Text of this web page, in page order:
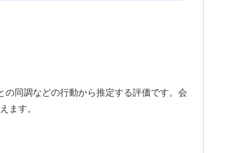
同調などの行動から推定する評価です。会
ます。